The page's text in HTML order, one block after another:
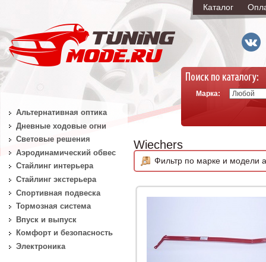
Каталог
Марка:
Wiechers
Фильтр по марке и модели
Альтернативная оптика
Дневные ходовые огни
Световые решения
Аэродинамический обвес
Стайлинг интерьера
Стайлинг экстерьера
Спортивная подвеска
Тормозная система
Впуск и выпуск
Комфорт и безопасность
Электроника